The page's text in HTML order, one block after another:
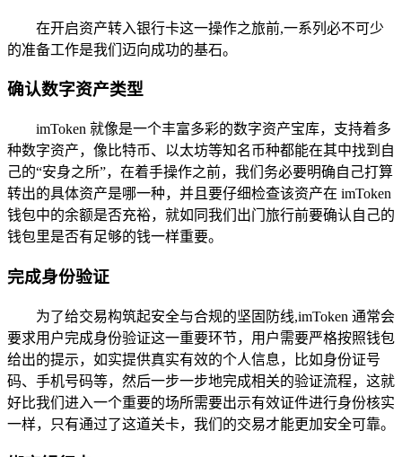
在开启资产转入银行卡这一操作之旅前,一系列必不可少
的准备工作是我们迈向成功的基石。
确认数字资产类型
imToken 就像是一个丰富多彩的数字资产宝库，支持着多
种数字资产，像比特币、以太坊等知名币种都能在其中找到自
己的“安身之所”，在着手操作之前，我们务必要明确自己打算
转出的具体资产是哪一种，并且要仔细检查该资产在 imToken
钱包中的余额是否充裕，就如同我们出门旅行前要确认自己的
钱包里是否有足够的钱一样重要。
完成身份验证
为了给交易构筑起安全与合规的坚固防线,imToken 通常会
要求用户完成身份验证这一重要环节，用户需要严格按照钱包
给出的提示，如实提供真实有效的个人信息，比如身份证号
码、手机号码等，然后一步一步地完成相关的验证流程，这就
好比我们进入一个重要的场所需要出示有效证件进行身份核实
一样，只有通过了这道关卡，我们的交易才能更加安全可靠。